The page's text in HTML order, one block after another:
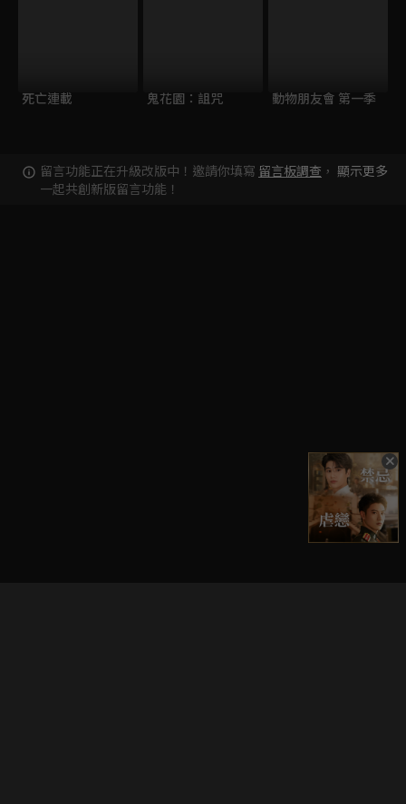
死亡連載 鬼花園：詛咒 動物朋友會 第一季
留言功能正在升級改版中！邀請你填寫 留言板調查 ，
一起共創新版留言功能！
顯示更多